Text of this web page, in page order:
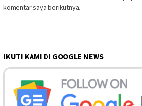
komentar saya berikutnya.
IKUTI KAMI DI GOOGLE NEWS